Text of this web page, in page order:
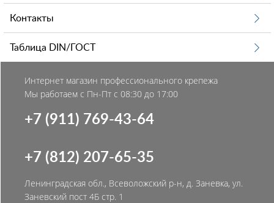
Контакты
Таблица DIN/ГОСТ
Интернет магазин профессионального крепежа
Мы работаем с Пн-Пт с 08:30 до 17:00
+7 (911) 769-43-64
+7 (812) 207-65-35
Ленинградская обл., Всеволожский р-н, д. Заневка, ул.
Заневский пост 4Б стр. 1